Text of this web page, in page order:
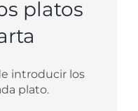
platos
introducir los
plato.